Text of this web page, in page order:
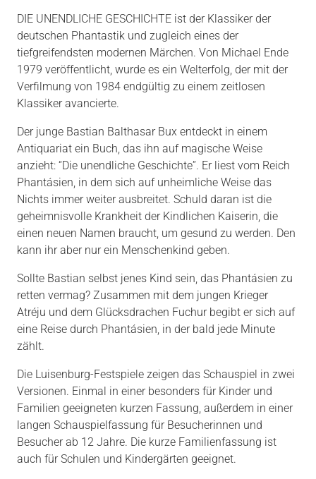
DIE UNENDLICHE GESCHICHTE ist der Klassiker der
deutschen Phantastik und zugleich eines der
tiefgreifendsten modernen Märchen. Von Michael Ende
1979 veröffentlicht, wurde es ein Welterfolg, der mit der
Verfilmung von 1984 endgültig zu einem zeitlosen
Klassiker avancierte.
Der junge Bastian Balthasar Bux entdeckt in einem
Antiquariat ein Buch, das ihn auf magische Weise
anzieht: “Die unendliche Geschichte”. Er liest vom Reich
Phantásien, in dem sich auf unheimliche Weise das
Nichts immer weiter ausbreitet. Schuld daran ist die
geheimnisvolle Krankheit der Kindlichen Kaiserin, die
einen neuen Namen braucht, um gesund zu werden. Den
kann ihr aber nur ein Menschenkind geben.
Sollte Bastian selbst jenes Kind sein, das Phantásien zu
retten vermag? Zusammen mit dem jungen Krieger
Atréju und dem Glücksdrachen Fuchur begibt er sich auf
eine Reise durch Phantásien, in der bald jede Minute
zählt.
Die Luisenburg-Festspiele zeigen das Schauspiel in zwei
Versionen. Einmal in einer besonders für Kinder und
Familien geeigneten kurzen Fassung, außerdem in einer
langen Schauspielfassung für Besucherinnen und
Besucher ab 12 Jahre. Die kurze Familienfassung ist
auch für Schulen und Kindergärten geeignet.